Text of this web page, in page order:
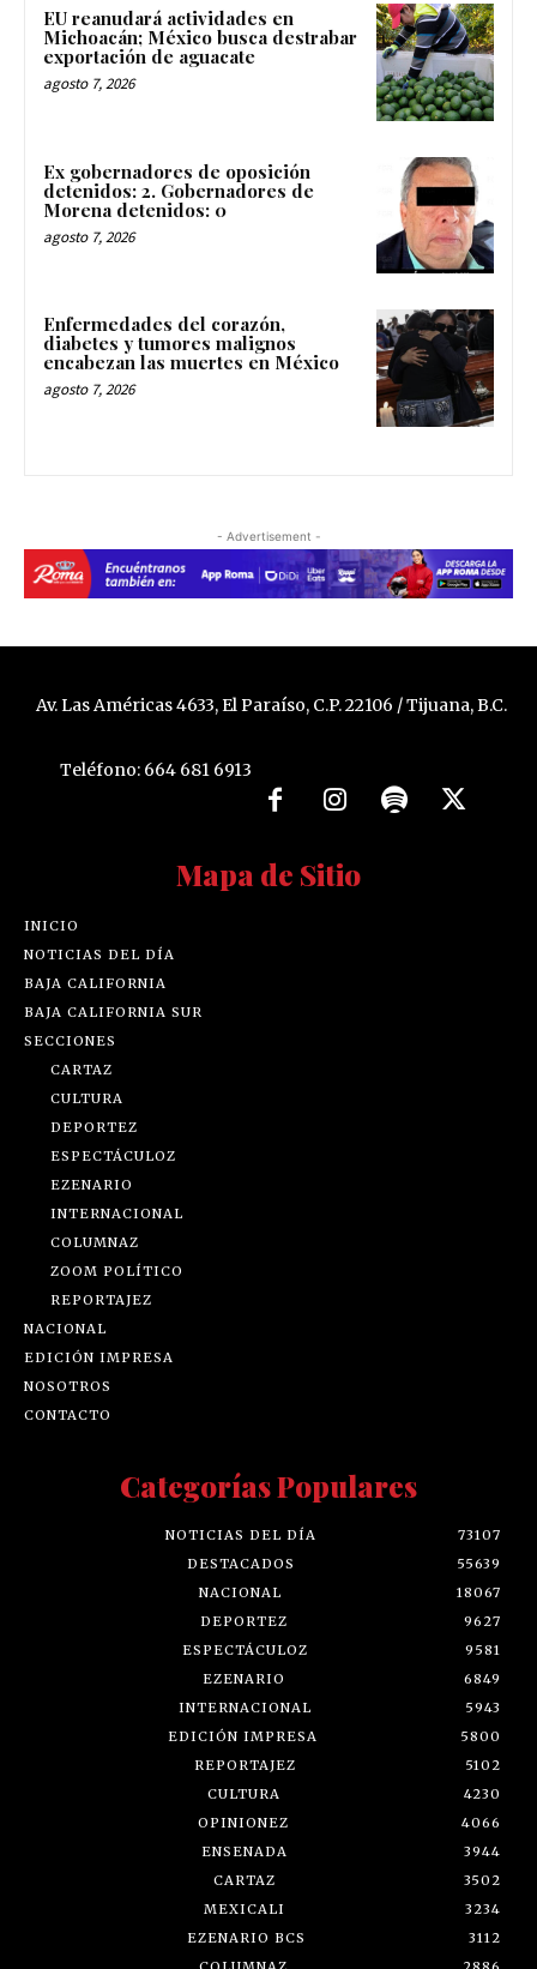
EU reanudará actividades en
Michoacán; México busca destrabar
exportación de aguacate
agosto 7, 2026
Ex gobernadores de oposición
detenidos: 2. Gobernadores de
Morena detenidos: 0
agosto 7, 2026
Enfermedades del corazón,
diabetes y tumores malignos
encabezan las muertes en México
agosto 7, 2026
- Advertisement -
Av. Las Américas 4633, El Paraíso, C.P. 22106 / Tijuana, B.C.
Teléfono: 664 681 6913
Mapa de Sitio
INICIO
NOTICIAS DEL DÍA
BAJA CALIFORNIA
BAJA CALIFORNIA SUR
SECCIONES
CARTAZ
CULTURA
DEPORTEZ
ESPECTÁCULOZ
EZENARIO
INTERNACIONAL
COLUMNAZ
ZOOM POLÍTICO
REPORTAJEZ
NACIONAL
EDICIÓN IMPRESA
NOSOTROS
CONTACTO
Categorías Populares
NOTICIAS DEL DÍA
73107
DESTACADOS
55639
NACIONAL
18067
DEPORTEZ
9627
ESPECTÁCULOZ
9581
EZENARIO
6849
INTERNACIONAL
5943
EDICIÓN IMPRESA
5800
REPORTAJEZ
5102
CULTURA
4230
OPINIONEZ
4066
ENSENADA
3944
CARTAZ
3502
MEXICALI
3234
EZENARIO BCS
3112